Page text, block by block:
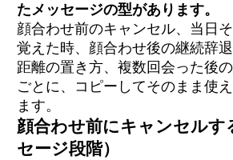
たメッセージの型があります。
顔合わせ前のキャンセル、当日
覚えた時、顔合わせ後の継続辞
距離の置き方、複数回会った後
ごとに、コピーしてそのまま使
ます。
顔合わせ前にキャンセルす
セージ段階）